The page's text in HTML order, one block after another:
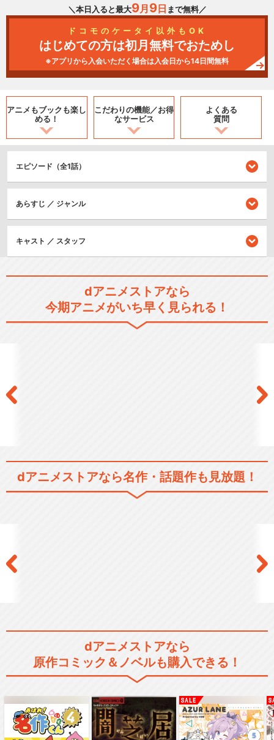
＼本日入ると最大9月 9日 まで無料／
ドコモのケータイ以外もOK
はじめての方は初月無料でおためし
※アプリから入会いただく場合は入会日から14日間無料
アニメもブックも楽し
める！
こだわりの機能／お得
なサービス
よくある
質問
エピソード（全1話）
あらすじ ／ ジャンル
キャスト ／ スタッフ
dアニメストアなら
今期アニメがいち早く見られる！
dアニメストアなら名作・話題作も見放題！
dアニメストアなら
原作コミック＆ノベルも購入できる！